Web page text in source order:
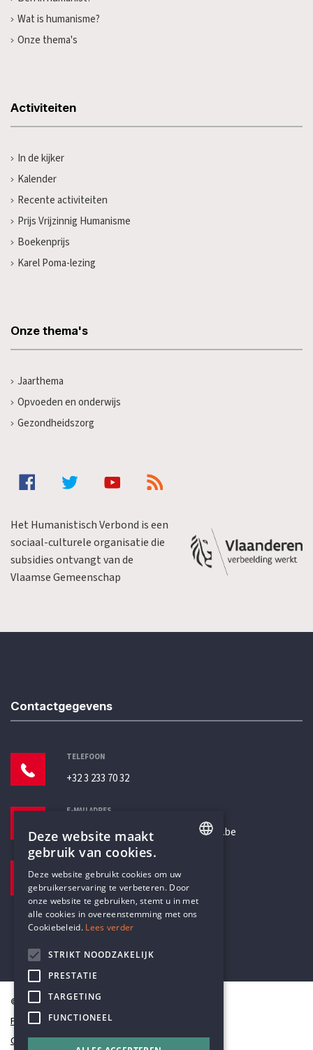
Wat is humanisme?
Onze thema's
Activiteiten
In de kijker
Kalender
Recente activiteiten
Prijs Vrijzinnig Humanisme
Boekenprijs
Karel Poma-lezing
Onze thema's
Jaarthema
Opvoeden en onderwijs
Gezondheidszorg
Het Humanistisch Verbond is een
sociaal-culturele organisatie die
subsidies ontvangt van de
Vlaamse Gemeenschap
Contactgegevens
TELEFOON
+32 3 233 70 32
E-MAILADRES
secretariaat@humanistischverbond.be
Pottenbrug 4
Antwerpen, 2000
© Humanistisch Verbond 2026
Privacy
Cookiestatement
DUTCH
Deze website maakt
gebruik van cookies.
Deze website gebruikt cookies om uw
gebruikerservaring te verbeteren. Door
onze website te gebruiken, stemt u in met
alle cookies in overeenstemming met ons
Cookiebeleid. Lees verder
STRIKT NOODZAKELIJK
PRESTATIE
TARGETING
FUNCTIONEEL